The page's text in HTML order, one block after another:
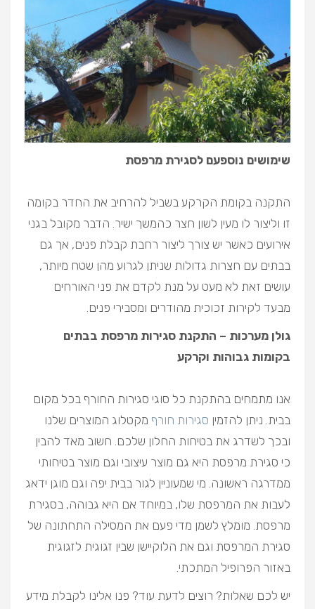
שימושים נוספעם לסגירת מרפסת
התקנה בקומת הקרקע בשביל להרחיב את החדר בקומה
זו וליצור לו מעין לשון חצר כהמשך ישיר. הדבר מקובל בגני
אירועים כאשר יש צורך ליצור רחבת קבלת פנים, אך גם
בבתים עם חצרות גדולות שניתן לגרוע מהן שטח מיותר,
עושים זאת לא מעט על מנת לקדם את פני האורחים
מבעד לקירות זכוכית מהודרים ומסבירי פנים.
גולן מערכות – התקנת סגירות מרפסת בבתים
בקומות גבוהות וקרקע
אנו מתמחים בהתקנת כל סוגי סגירות החורף בכל מקום
בבית. ניתן להזמין סגירות חורף מקטלוג המוצרים שלנו
ובכך לשדרג את בטיחות החלון שלכם. חשוב מאד להבין
כי סגירת מרפסת היא גם מוצר עיצובי וגם מוצר בטיחותי
ממדרגה ראשונה. מי שמעוניין לגור בבית יפה וגם מוגן ידאג
לעבות את המרפסת שלו, במיוחד אם היא גבוהה, בסגירת
מרפסת. מומלץ לשמן מדי פעם את המסילה התחתונה של
סגירת המרפסת וגם את הלוקיישן שבין זגוגית לזגוגית
באזור הפרופיל המתכתי.
יש לכם שאלות? רוצים לדעת עוד? פנו אלינו לקבלת מידע